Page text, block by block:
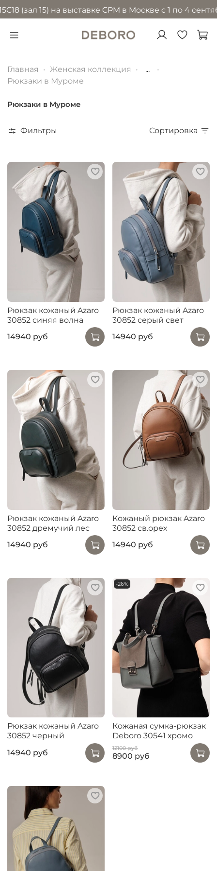
(зал 15) на выставке CPM в Москве с 1 по 4
Главная Женская коллекция
...
Рюкзаки в Муроме
Рюкзаки в Муроме
Фильтры Сортировка
Рюкзак кожаный Azaro
30852 синяя волна
14940 руб
Рюкзак кожаный Azaro
30852 серый свет
14940 руб
Рюкзак кожаный Azaro
30852 дремучий лес
14940 руб
Кожаный рюкзак Azaro
30852 св.орех
14940 руб
Рюкзак кожаный Azaro
30852 черный
14940 руб
-26%
Кожаная сумка-рюкзак
Deboro 30541 хромо
12100 руб
8900 руб